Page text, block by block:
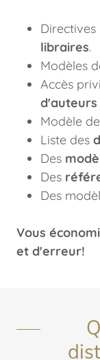
Directives
libraires.
Modèles
Accès
d'auteurs
Modèle
Liste des
Des
Des
Des
Vous
et d'erreur!